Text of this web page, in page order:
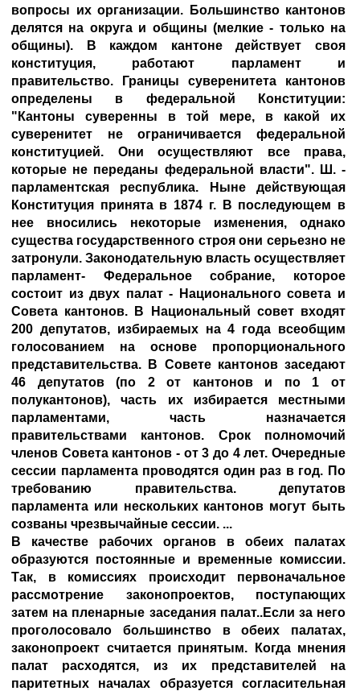
вопросы их организации. Большинство кантонов
делятся на округа и общины (мелкие - только на
общины). В каждом кантоне действует своя
конституция, работают парламент и
правительство. Границы суверенитета кантонов
определены в федеральной Конституции:
"Кантоны суверенны в той мере, в какой их
суверенитет не ограничивается федеральной
конституцией. Они осуществляют все права,
которые не переданы федеральной власти". Ш. -
парламентская республика. Ныне действующая
Конституция принята в 1874 г. В последующем в
нее вносились некоторые изменения, однако
существа государственного строя они серьезно не
затронули. Законодательную власть осуществляет
парламент- Федеральное собрание, которое
состоит из двух палат - Национального совета и
Совета кантонов. В Национальный совет входят
200 депутатов, избираемых на 4 года всеобщим
голосованием на основе пропорционального
представительства. В Совете кантонов заседают
46 депутатов (по 2 от кантонов и по 1 от
полукантонов), часть их избирается местными
парламентами, часть назначается
правительствами кантонов. Срок полномочий
членов Совета кантонов - от 3 до 4 лет. Очередные
сессии парламента проводятся один раз в год. По
требованию правительства. депутатов
парламента или нескольких кантонов могут быть
созваны чрезвычайные сессии. ...
В качестве рабочих органов в обеих палатах
образуются постоянные и временные комиссии.
Так, в комиссиях происходит первоначальное
рассмотрение законопроектов, поступающих
затем на пленарные заседания палат..Если за него
проголосовало большинство в обеих палатах,
законопроект считается принятым. Когда мнения
палат расходятся, из их представителей на
паритетных началах образуется согласительная